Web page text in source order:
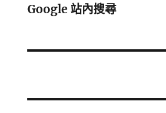
Google 站內搜尋